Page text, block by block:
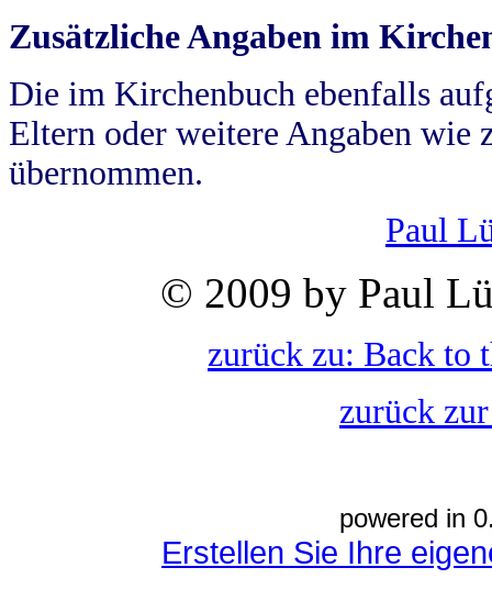
Zusätzliche Angaben im
Die im Kirchenbuch ebenfalls
Eltern oder weitere Angaben wie
übernommen.
Paul
© 2009 by Paul
zurück zu: Back to
zurück
powered in
Erstellen Sie Ihre